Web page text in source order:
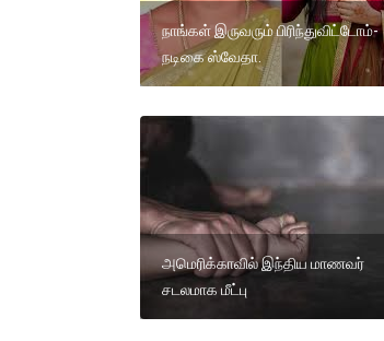
நாங்கள் இருவரும் பிரிந்துவிட்டோம்-
நடிகை ஸ்வேதா.
அமெரிக்காவில் இந்திய மாணவர்
சடலமாக மீட்பு